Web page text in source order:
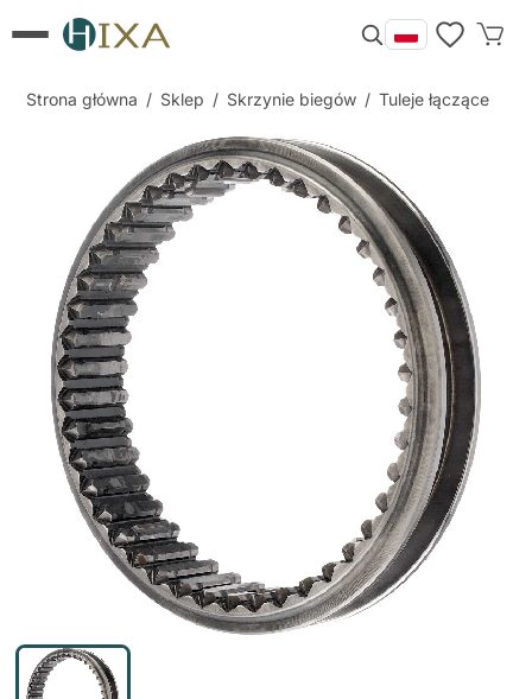
Strona główna / Sklep / Skrzynie biegów / Tuleje łączące